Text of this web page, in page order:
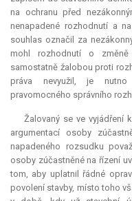
na ochranu před
nenapadené rozhodnutí a
souhlas označil za
mohl rozhodnutí o
samostatně žalobou proti
práva nevyužil, je
pravomocného správního
Žalovaný se ve vyjádření
argumentací osoby
napadeného rozsudku
osoby zúčastněné na řízení
tom, aby uplatnil řádné
povolení stavby, místo toho